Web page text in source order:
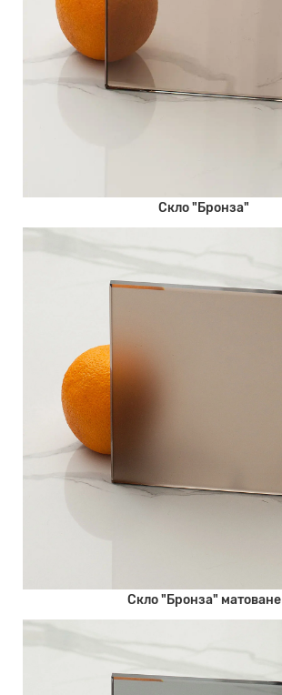
Скло "Бронза"
Скло "Бронза" матоване